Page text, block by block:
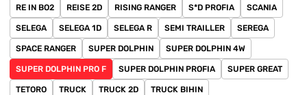
RE IN BO2 REISE 2D RISING RANGER S*D PROFIA SCANIA
SELEGA SELEGA 1D SELEGA R SEMI TRAILLER SEREGA
SPACE RANGER SUPER DOLPHIN SUPER DOLPHIN 4W
SUPER DOLPHIN PRO F SUPER DOLPHIN PROFIA SUPER GREAT
TETORO TRUCK TRUCK 2D TRUCK BIHIN